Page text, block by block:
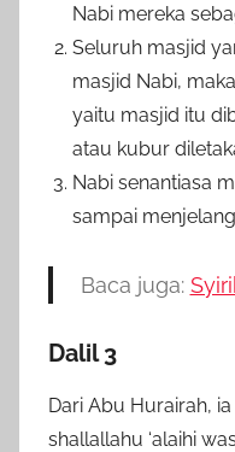
Nabi mereka
Seluruh masjid
masjid Nabi,
yaitu masjid itu
atau kubur
Nabi senantiasa
sampai
Baca juga:
Dalil 3
Dari Abu Hurairah,
shallallahu ‘alaihi